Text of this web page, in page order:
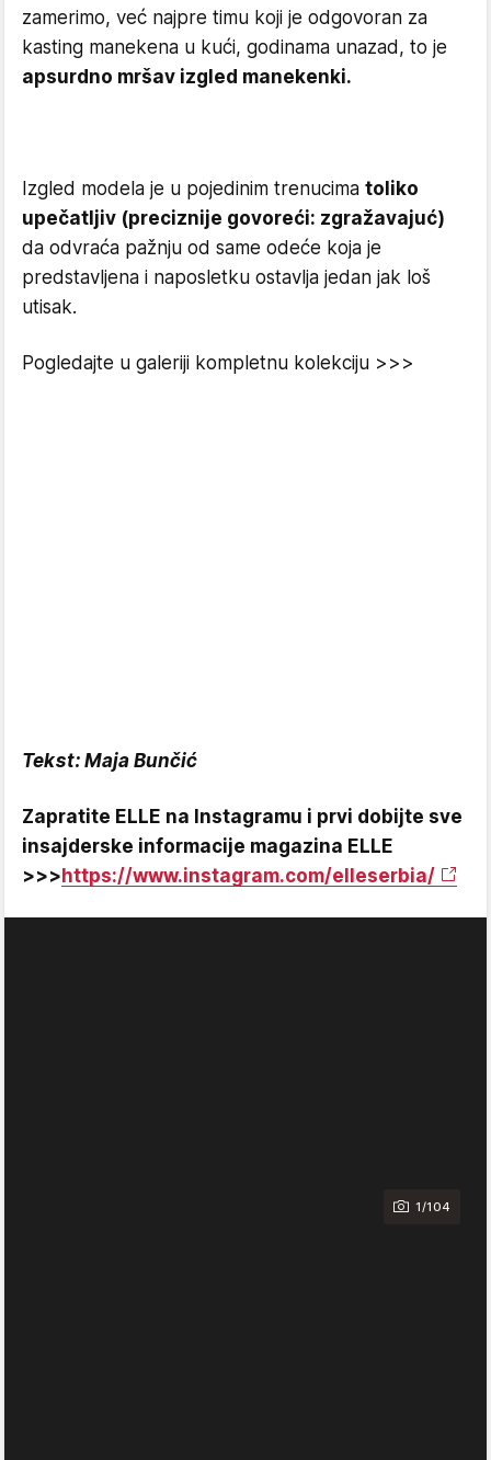
zamerimo, već najpre timu koji je odgovoran za
kasting manekena u kući, godinama unazad, to je
apsurdno mršav izgled manekenki.
Izgled modela je u pojedinim trenucima toliko
upečatljiv (preciznije govoreći: zgražavajuć)
da odvraća pažnju od same odeće koja je
predstavljena i naposletku ostavlja jedan jak loš
utisak.
Pogledajte u galeriji kompletnu kolekciju >>>
Tekst: Maja Bunčić
Zapratite ELLE na Instagramu i prvi dobijte sve
insajderske informacije magazina ELLE
>>>https://www.instagram.com/elleserbia/
1/104